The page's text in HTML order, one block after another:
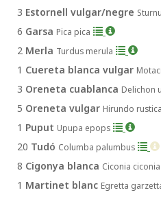
3 Estornell vulgar/negre
6 Garsa Pica pica
2 Merla Turdus merula
1 Cuereta blanca vulgar
3 Oreneta cuablanca Delichon
5 Oreneta vulgar Hirundo rustica
1 Puput Upupa epops
20 Tudó Columba palumbus
8 Cigonya blanca Ciconia ciconia
1 Martinet blanc Egretta